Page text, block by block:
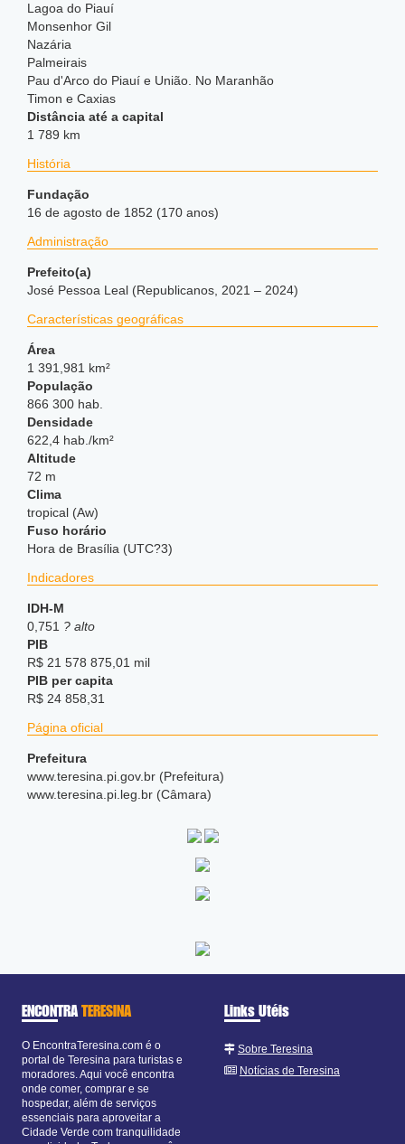
Lagoa do Piauí
Monsenhor Gil
Nazária
Palmeirais
Pau d'Arco do Piauí e União. No Maranhão
Timon e Caxias
Distância até a capital
1 789 km
História
Fundação
16 de agosto de 1852 (170 anos)
Administração
Prefeito(a)
José Pessoa Leal (Republicanos, 2021 – 2024)
Características geográficas
Área
1 391,981 km²
População
866 300 hab.
Densidade
622,4 hab./km²
Altitude
72 m
Clima
tropical (Aw)
Fuso horário
Hora de Brasília (UTC?3)
Indicadores
IDH-M
0,751 ? alto
PIB
R$ 21 578 875,01 mil
PIB per capita
R$ 24 858,31
Página oficial
Prefeitura
www.teresina.pi.gov.br (Prefeitura)
www.teresina.pi.leg.br (Câmara)
ENCONTRATERESINA
O EncontraTeresina.com é o
portal de Teresina para turistas e
moradores. Aqui você encontra
onde comer, comprar e se
hospedar, além de serviços
essenciais para aproveitar a
Cidade Verde com tranquilidade
Links Utéis
Sobre Teresina
Notícias de Teresina